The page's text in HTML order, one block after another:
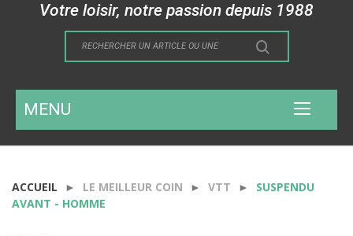
Votre loisir, notre passion depuis 1988
MENU
ACCUEIL LE MEILLEUR COIN VTT
SUSPENDU
AVANT - HOMME